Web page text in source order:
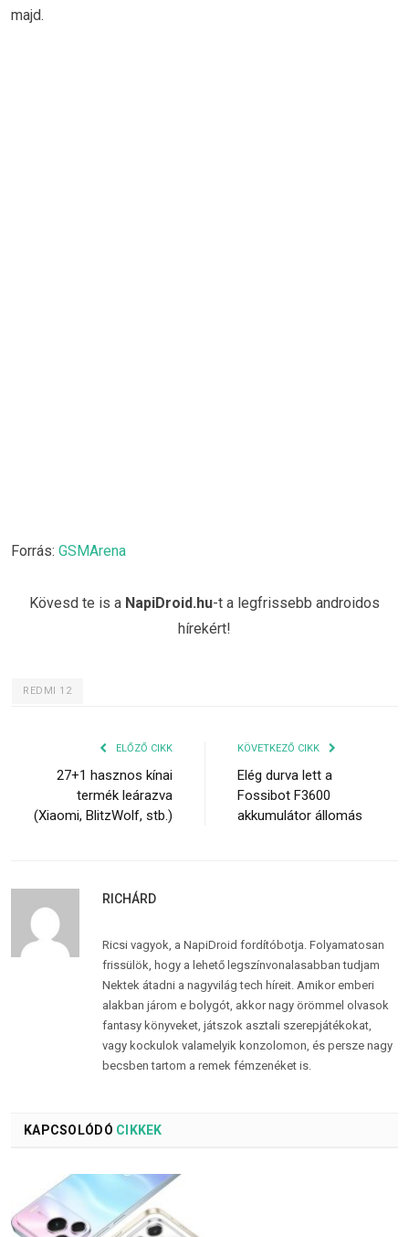
majd.
Forrás: GSMArena
Kövesd te is a NapiDroid.hu-t a legfrissebb androidos
hírekért!
REDMI 12
ELŐZŐ CIKK
27+1 hasznos kínai
termék leárazva
(Xiaomi, BlitzWolf, stb.)
KÖVETKEZŐ CIKK
Elég durva lett a
Fossibot F3600
akkumulátor állomás
RICHÁRD
Ricsi vagyok, a NapiDroid fordítóbotja. Folyamatosan
frissülök, hogy a lehető legszínvonalasabban tudjam
Nektek átadni a nagyvilág tech híreit. Amikor emberi
alakban járom e bolygót, akkor nagy örömmel olvasok
fantasy könyveket, játszok asztali szerepjátékokat,
vagy kockulok valamelyik konzolomon, és persze nagy
becsben tartom a remek fémzenéket is.
KAPCSOLÓDÓ CIKKEK